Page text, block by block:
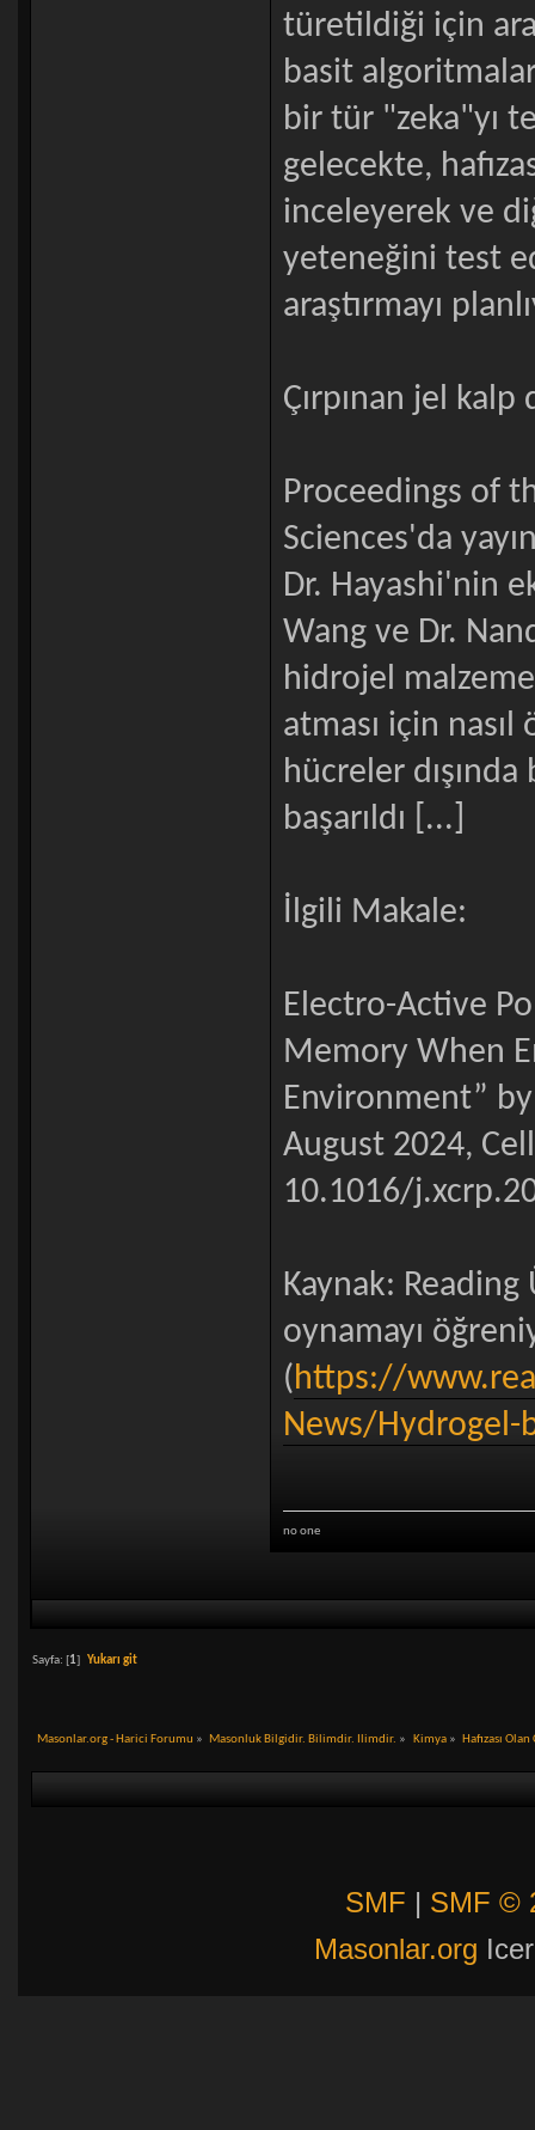
türetildiği için
basit
bir tür "zeka"yı
gelecekte,
inceleyerek ve
yeteneğini test
araştırmayı
Çırpınan jel
Proceedings of
Sciences'da
Dr. Hayashi'nin
Wang ve Dr.
hidrojel
atması için
hücreler
başarıldı [...]
İlgili Makale:
Electro-Active
Memory When
Environment”
August 2024,
10.1016/
Kaynak:
oynamayı
(https://
News/Hydrogel-
no one
Sayfa: [ 1] Yukarı git
Masonlar.org - Harici Forumu » Masonluk Bilgidir. Bilimdir. Ilimdir. » Kimya» Hafızası
SMF | SMF ©
Masonlar.org